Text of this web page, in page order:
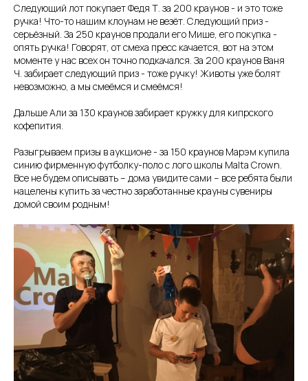
Следующий лот покупает Федя Т. за 200 краунов - и это тоже
ручка! Что-то нашим клоунам не везёт. Следующий приз -
серьёзный. За 250 краунов продали его Мише, его покупка -
опять ручка! Говорят, от смеха пресс качается, вот на этом
моменте у нас всех он точно подкачался. За 200 краунов Ваня
Ч. забирает следующий приз - тоже ручку! Животы уже болят
невозможно, а мы смеёмся и смеёмся!
Дальше Али за 130 краунов забирает кружку для кипрского
кофепития.
Разыгрываем призы в аукционе - за 150 краунов Марэм купила
синию фирменную футболку-поло с лого школы Malta Crown.
Все не будем описывать – дома увидите сами – все ребята были
нацелены купить за честно заработанные крауны сувениры
домой своим родным!